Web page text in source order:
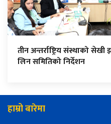
तीन अन्तर्राष्ट्रिय संस्थाको
लिन समितिको निर्देशन
हाम्रो बारेमा